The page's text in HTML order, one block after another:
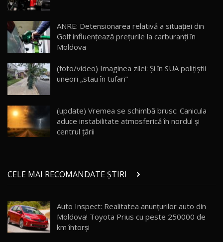
17 20:06
30:08
AutoBlog.MD
23:36
20
Noul ZEEKR 7X / Test Drive AutoBlog.MD
29:08
21
Micul BYD Dolphin Surf / Test Drive
AutoBlog.MD
16:59
22
Noua Mazda 6e / Test Drive AutoBlog.MD
26:59
ANRE: Detensionarea relativă a situației din
Golf influențează prețurile la carburanți în
Moldova
(foto/video) Imaginea zilei: Și în SUA polițiștii
uneori „stau în tufari”
(update) Vremea se schimbă brusc: Canicula
aduce instabilitate atmosferică în nordul și
centrul țării
CELE MAI RECOMANDATE ȘTIRI
Auto Inspect: Realitatea anunțurilor auto din
Moldova! Toyota Prius cu peste 250000 de
km întorşi